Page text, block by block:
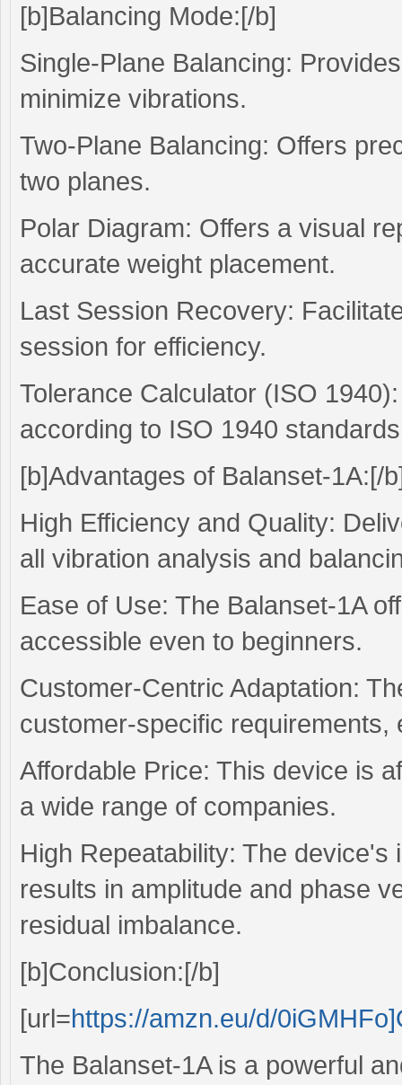
[b]Balancing Mode:[/b]
Single-Plane Balancing:
minimize vibrations.
Two-Plane Balancing: Offers
two planes.
Polar Diagram: Offers a visual
accurate weight placement.
Last Session Recovery:
session for efficiency.
Tolerance Calculator (ISO
according to ISO 1940
[b]Advantages of Balanset-1A:[/
High Efficiency and Quality:
all vibration analysis and
Ease of Use: The Balanset-1A
accessible even to beginners.
Customer-Centric Adaptation:
customer-specific requirements,
Affordable Price: This device is
a wide range of companies.
High Repeatability: The
results in amplitude and phase
residual imbalance.
[b]Conclusion:[/b]
[url=https://amzn.eu/d/
The Balanset-1A is a powerful